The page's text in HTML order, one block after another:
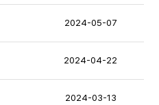
2024-05-07
2024-04-22
2024-03-13